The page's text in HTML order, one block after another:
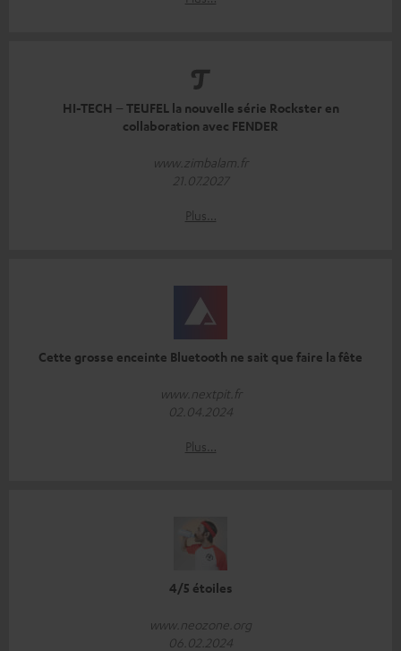
HI-TECH – TEUFEL la nouvelle série Rockster en
collaboration avec FENDER
www.zimbalam.fr
21.07.2027
Plus…
Cette grosse enceinte Bluetooth ne sait que faire la fête
www.nextpit.fr
02.04.2024
Plus…
4/5 étoiles
www.neozone.org
06.02.2024